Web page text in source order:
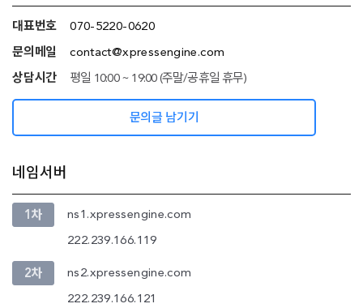
정보
(상담안내,
네임서버
정보)
대표번호 070-5220-0620
문의메일 contact@xpressengine.com
상담시간 평일 10:00 ~ 19:00 (주말/공휴일 휴무)
문의글 남기기
네임서버
1차 ns1.xpressengine.com
222.239.166.119
2차 ns2.xpressengine.com
222.239.166.121